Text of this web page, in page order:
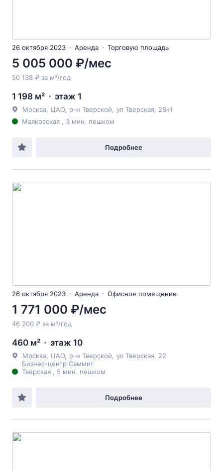
26 октября 2023 Аренда Торговую площадь
5 005 000 ₽/мес
50 138 ₽ за м²/год
1 198 м² этаж 1
Москва ЦАО р-н Тверской ул Тверская , 28к1
Маяковская , 3 мин. пешком
Подробнее
26 октября 2023 Аренда Офисное помещение
1 771 000 ₽/мес
46 200 ₽ за м²/год
460 м² этаж 10
Москва ЦАО р-н Тверской ул Тверская , 22
Бизнес-центр Саммит
Тверская , 5 мин. пешком
Подробнее